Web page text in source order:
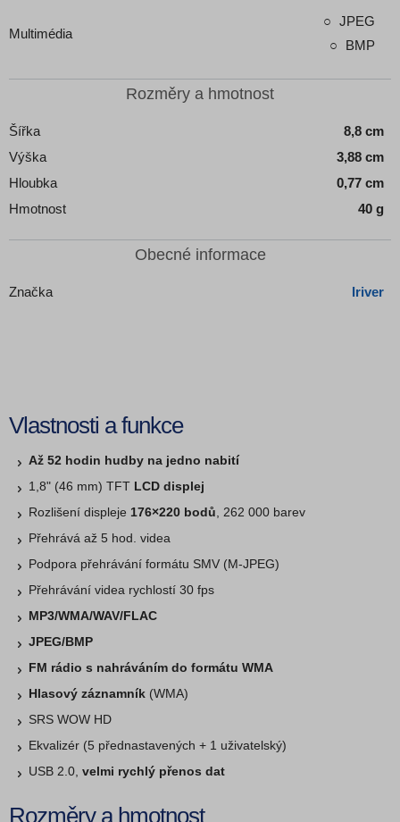
Multimédia
JPEG
BMP
Rozměry a hmotnost
Šířka
8,8 cm
Výška
3,88 cm
Hloubka
0,77 cm
Hmotnost
40 g
Obecné informace
Značka Iriver
Vlastnosti a funkce
Až 52 hodin hudby na jedno nabití
1,8" (46 mm) TFT LCD displej
Rozlišení displeje 176×220 bodů , 262 000 barev
Přehrává až 5 hod. videa
Podpora přehrávání formátu SMV (M-JPEG)
Přehrávání videa rychlostí 30 fps
MP3/WMA/WAV/FLAC
JPEG/BMP
FM rádio s nahráváním do formátu WMA
Hlasový záznamník (WMA)
SRS WOW HD
Ekvalizér (5 přednastavených + 1 uživatelský)
USB 2.0, velmi rychlý přenos dat
Rozměry a hmotnost